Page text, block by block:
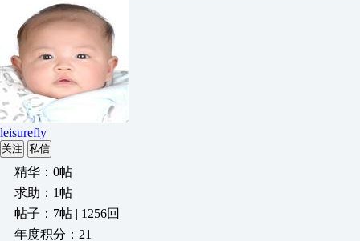
leisurefly
关注 私信
精华：0帖
求助：1帖
帖子：7帖 | 1256回
年度积分：21